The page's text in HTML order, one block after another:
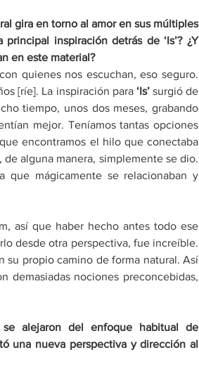
gira en torno al amor en sus múltiples
inspiración detrás de ‘Is’? ¿Y
en este material?
quienes nos escuchan, eso seguro.
[ríe]. La inspiración para ‘Is’ surgió de
tiempo, unos dos meses, grabando
mejor. Teníamos tantas opciones
encontramos el hilo que conectaba
alguna manera, simplemente se dio.
que mágicamente se relacionaban y
así que haber hecho antes todo ese
desde otra perspectiva, fue increíble.
su propio camino de forma natural. Así
demasiadas nociones preconcebidas,
alejaron del enfoque habitual de
una nueva perspectiva y dirección al